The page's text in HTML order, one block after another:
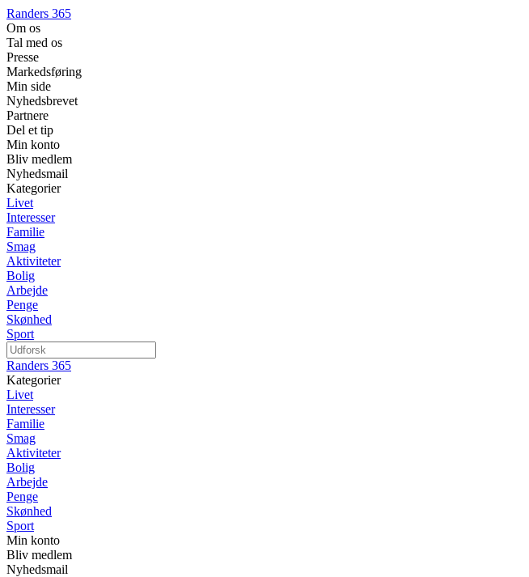
Randers 365
Om os
Tal med os
Presse
Markedsføring
Min side
Nyhedsbrevet
Partnere
Del et tip
Min konto
Bliv medlem
Nyhedsmail
Kategorier
Livet
Interesser
Familie
Smag
Aktiviteter
Bolig
Arbejde
Penge
Skønhed
Sport
Randers 365
Kategorier
Livet
Interesser
Familie
Smag
Aktiviteter
Bolig
Arbejde
Penge
Skønhed
Sport
Min konto
Bliv medlem
Nyhedsmail